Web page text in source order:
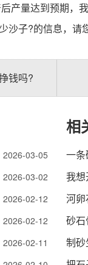
产量达到预期，
沙子?的信息，请
钱吗?
2026-03-05
2026-03-02
2026-02-12
2026-02-12
2026-02-11
相
一条
我
河
砂石
制砂